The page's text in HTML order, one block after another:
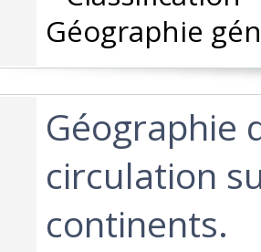
Géographie
‎Géographie
circulation
continents.‎